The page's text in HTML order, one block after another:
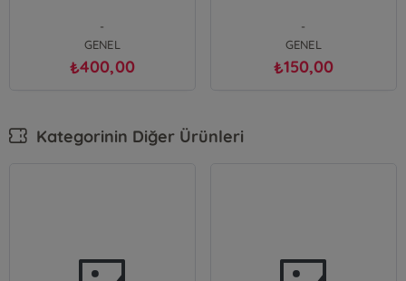
-
GENEL
₺400,00
-
GENEL
₺150,00
Kategorinin Diğer Ürünleri